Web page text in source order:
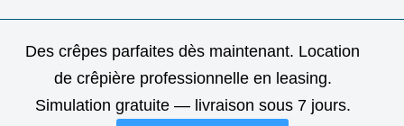
Des crêpes parfaites dès maintenant. Location
de crêpière professionnelle en leasing.
Simulation gratuite — livraison sous 7 jours.